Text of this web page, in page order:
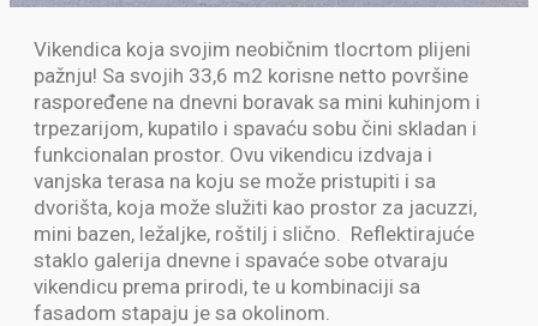
Vikendica koja svojim neobičnim tlocrtom plijeni
pažnju! Sa svojih 33,6 m2 korisne netto površine
raspoređene na dnevni boravak sa mini kuhinjom i
trpezarijom, kupatilo i spavaću sobu čini skladan i
funkcionalan prostor. Ovu vikendicu izdvaja i
vanjska terasa na koju se može pristupiti i sa
dvorišta, koja može služiti kao prostor za jacuzzi,
mini bazen, ležaljke, roštilj i slično. Reflektirajuće
staklo galerija dnevne i spavaće sobe otvaraju
vikendicu prema prirodi, te u kombinaciji sa
fasadom stapaju je sa okolinom.